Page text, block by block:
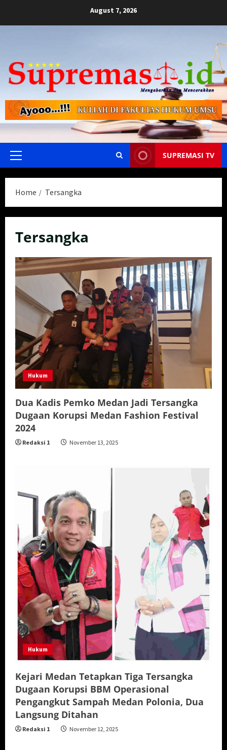
August 7, 2026
Primary
SUPREMASI TV
Home Tersangka
Tersangka
Hukum
Dua Kadis Pemko Medan Jadi Tersangka
Dugaan Korupsi Medan Fashion Festival
2024
Redaksi 1 November 13, 2025
Hukum
Kejari Medan Tetapkan Tiga Tersangka
Dugaan Korupsi BBM Operasional
Pengangkut Sampah Medan Polonia, Dua
Langsung Ditahan
Redaksi 1 November 12, 2025